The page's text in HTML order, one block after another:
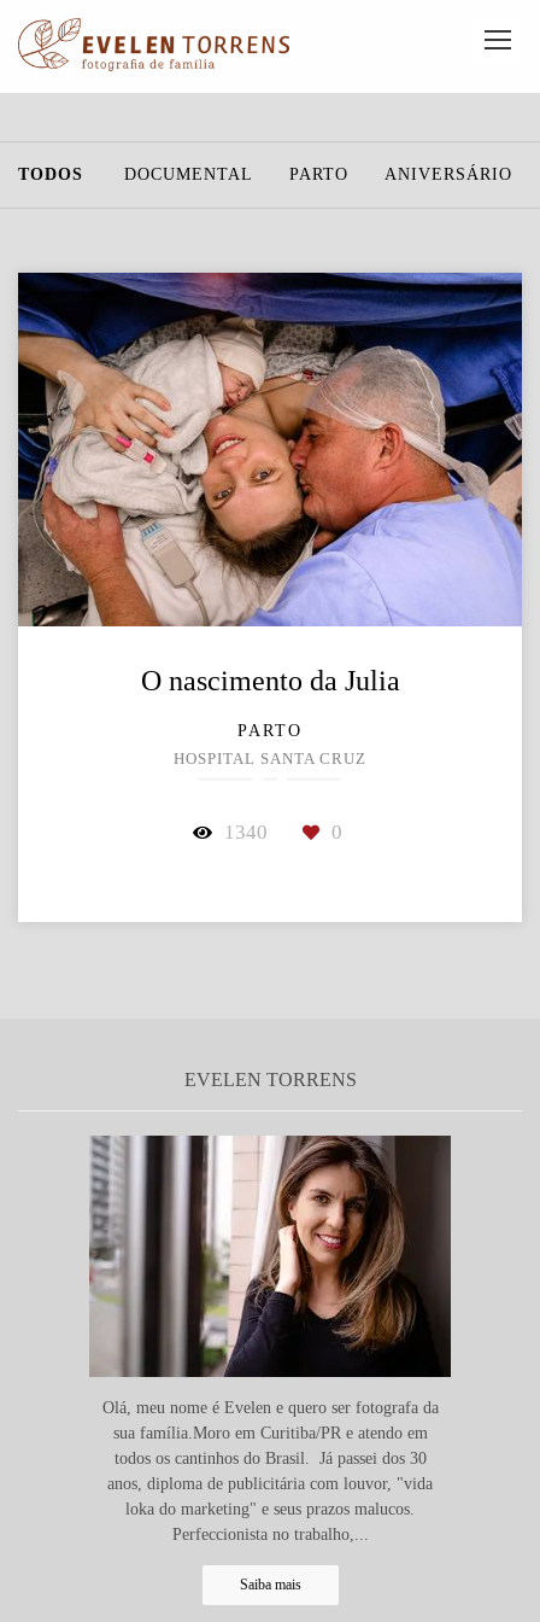
TODOS DOCUMENTAL PARTO ANIVERSÁRIO
O nascimento da Julia
PARTO
HOSPITAL SANTA CRUZ
1340 0
EVELEN TORRENS
Olá, meu nome é Evelen e quero ser fotografa da
sua família.Moro em Curitiba/PR e atendo em
todos os cantinhos do Brasil. Já passei dos 30
anos, diploma de publicitária com louvor, "vida
loka do marketing" e seus prazos malucos.
Perfeccionista no trabalho,...
Saiba mais